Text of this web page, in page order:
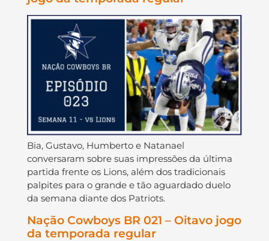
Bia, Gustavo, Humberto e Natanael
conversaram sobre suas impressões da última
partida frente os Lions, além dos tradicionais
palpites para o grande e tão aguardado duelo
da semana diante dos Patriots.
Nação Cowboys BR 021 – Oitavo jogo
da temporada regular